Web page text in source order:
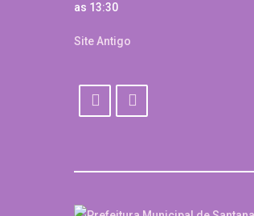
as 13:30
Site Antigo